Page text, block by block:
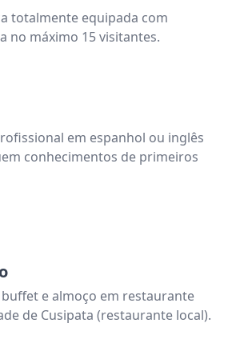
totalmente equipada com
no máximo 15 visitantes.
em espanhol ou inglês
conhecimentos de primeiros
buffet e almoço em restaurante
de Cusipata (restaurante local).